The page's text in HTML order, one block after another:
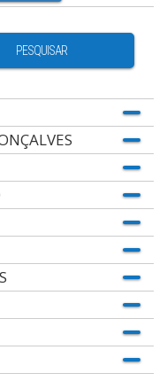
PESQUISAR